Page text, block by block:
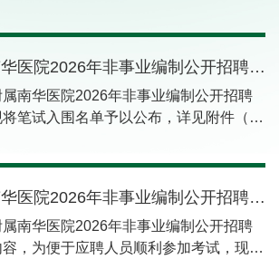
同一岗位综合成绩排名先后，并经医院
组集体研究决定，最终确定邓如意等33
序）。公示时间：2026年6月5日-6月9
公示期内向医院纪检监察室反映。受理
（纪检监察室）、0734-8358018（人
的预通知：拟定于2026年6月11日集
人员当日早上8:00在门诊六楼多功能会
务必携带本人身份证原件、需要空腹。
。 附件：南华大学附属南华医院2026
聘B、C、D类岗位入围体检与考察人
华大学附属南华医
南华大学附属南华医院2026年非事业编制公开招聘笔试入围名单公示
南华医院2026年非事业编制公开招聘
笔试入围名单予以公布，详见附件（名
。 附件：南华大学附属南华医院2026
开招聘笔试入围人员名单 南华
南华大学附属南华医院2026年非事业编制公开招聘笔试人员考场、座位号及准考证号等考试安排的通知
南华医院2026年非事业编制公开招聘
，为便于应聘人员顺利参加考试，现将
号及准考证号等相关考试安排和考试注